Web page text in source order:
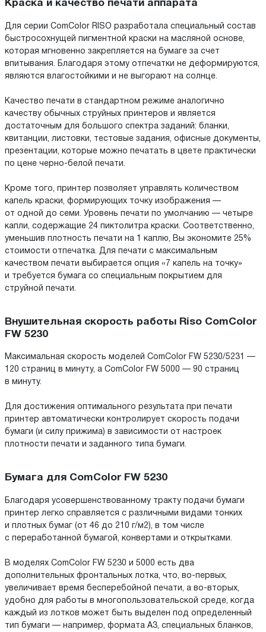
Краска и качество печати аппарата
Для серии ComColor RISO разработала специальный состав
быстросохнущей пигментной краски на масляной основе,
которая мгновенно закрепляется на бумаге за счет
впитывания. Благодаря этому отпечатки не деформируются,
являются влагостойкими и не выгорают на солнце.
Качество печати в стандартном режиме аналогично
качеству обычных струйных принтеров и является
достаточным для большого спектра заданий: бланки,
квитанции, листовки, тестовые задания, офисные документы,
презентации, которые можно печатать в цвете практически
по цене черно-белой печати.
Кроме того, принтер позволяет управлять количеством
капель краски, формирующих точку изображения —
от одной до семи. Уровень печати по умолчанию — четыре
капли, содержащие 24 пиктолитра краски. Соответственно,
уменьшив плотность печати на 1 каплю, Вы экономите 25%
стоимости отпечатка. Для печати с максимальным
качеством печати выбирается опция «7 капель на точку»
и требуется бумага со специальным покрытием для
струйной печати.
Внушительная скорость работы Riso ComColor
FW 5230
Максимальная скорость моделей ComColor FW 5230/5231 —
120 страниц в минуту, а ComColor FW 5000 — 90 страниц
в минуту.
Для достижения оптимального результата при печати
принтер автоматически контролирует скорость подачи
бумаги (и силу прижима) в зависимости от настроек
плотности печати и заданного типа бумаги.
Бумага для ComColor FW 5230
Благодаря усовершенствованному тракту подачи бумаги
принтер легко справляется с различными видами тонких
и плотных бумаг (от 46 до 210 г/м2), в том числе
с переработанной бумагой, конвертами и открытками.
В моделях ComColor FW 5230 и 5000 есть два
дополнительных фронтальных лотка, что, во-первых,
увеличивает время бесперебойной печати, а во-вторых,
удобно для работы в многопользовательской среде, когда
каждый из лотков может быть выделен под определенный
тип бумаги — например, формата А3, специальных бланков,